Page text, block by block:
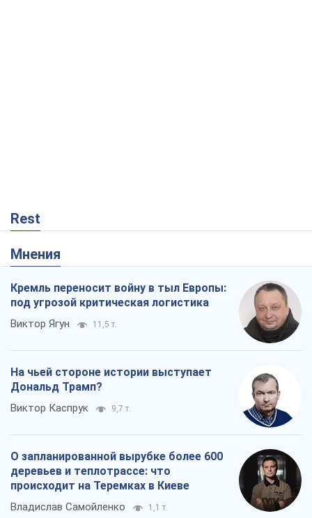
Rest
Мнения
Кремль переносит войну в тыл Европы:
под угрозой критическая логистика
Виктор Ягун 11,5 т.
На чьей стороне истории выступает
Дональд Трамп?
Виктор Каспрук 9,7 т.
О запланированной вырубке более 600
деревьев и теплотрассе: что
происходит на Теремках в Киеве
Владислав Самойленко 1,1 т.